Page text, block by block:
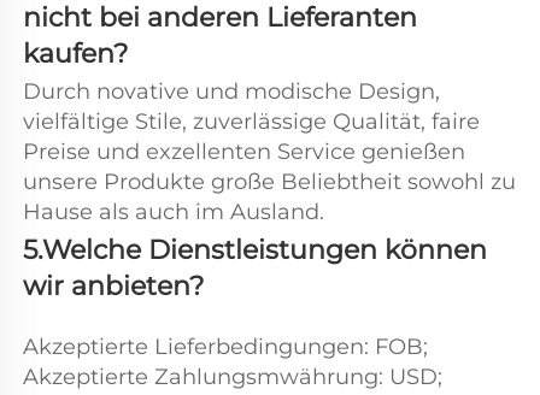
nicht bei anderen Lieferanten
kaufen?
Durch novative und modische Design,
vielfältige Stile, zuverlässige Qualität, faire
Preise und exzellenten Service genießen
unsere Produkte große Beliebtheit sowohl zu
Hause als auch im Ausland.
5.Welche Dienstleistungen können
wir anbieten?
Akzeptierte Lieferbedingungen: FOB;
Akzeptierte Zahlungsmwährung: USD;